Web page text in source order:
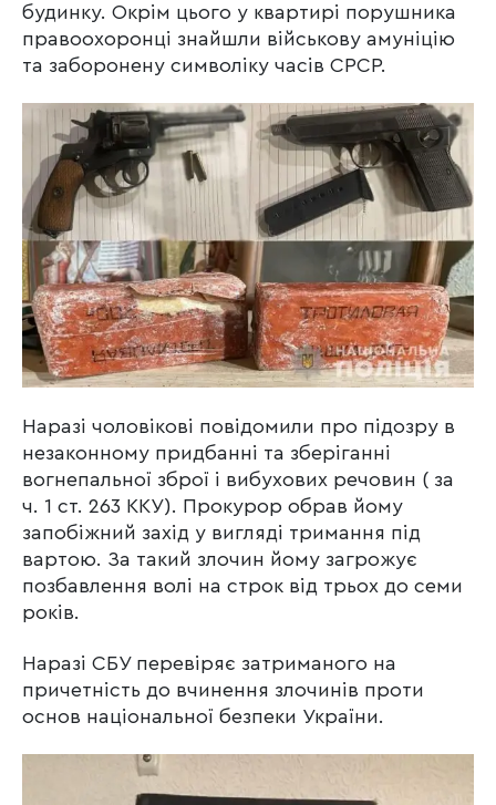
будинку. Окрім цього у квартирі порушника
правоохоронці знайшли військову амуніцію
та заборонену символіку часів СРСР.
Наразі чоловікові повідомили про підозру в
незаконному придбанні та зберіганні
вогнепальної зброї і вибухових речовин ( за
ч. 1 ст. 263 ККУ). Прокурор обрав йому
запобіжний захід у вигляді тримання під
вартою. За такий злочин йому загрожує
позбавлення волі на строк від трьох до семи
років.
Наразі СБУ перевіряє затриманого на
причетність до вчинення злочинів проти
основ національної безпеки України.